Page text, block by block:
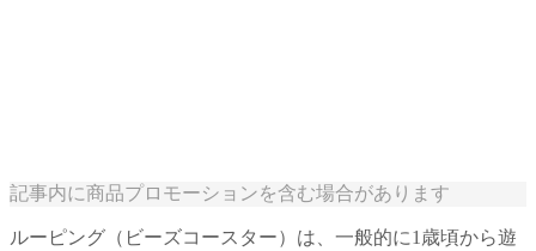
記事内に商品プロモーションを含む場合があります
ルーピング（ビーズコースター）は、一般的に1歳頃から遊